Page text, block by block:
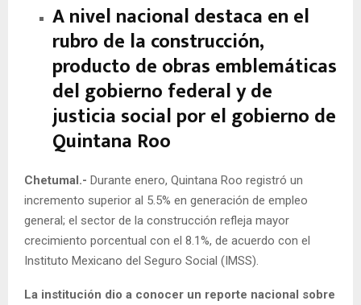
A nivel nacional destaca en el
rubro de la construcción,
producto de obras emblemáticas
del gobierno federal y de
justicia social por el gobierno de
Quintana Roo
Chetumal.- Durante enero, Quintana Roo registró un
incremento superior al 5.5% en generación de empleo
general; el sector de la construcción refleja mayor
crecimiento porcentual con el 8.1%, de acuerdo con el
Instituto Mexicano del Seguro Social (IMSS).
La institución dio a conocer un reporte nacional sobre